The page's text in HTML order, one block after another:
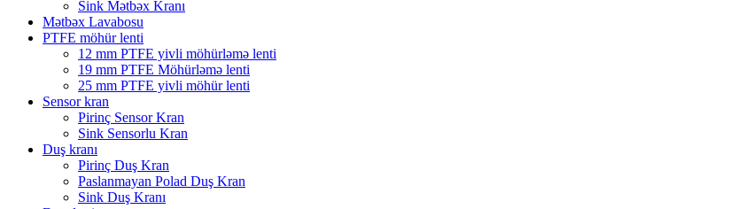
Sink Mətbəx Kranı
Mətbəx Lavabosu
PTFE möhür lenti
12 mm PTFE yivli möhürləmə lenti
19 mm PTFE Möhürləmə lenti
25 mm PTFE yivli möhür lenti
Sensor kran
Pirinç Sensor Kran
Sink Sensorlu Kran
Duş kranı
Pirinç Duş Kran
Paslanmayan Polad Duş Kran
Sink Duş Kranı